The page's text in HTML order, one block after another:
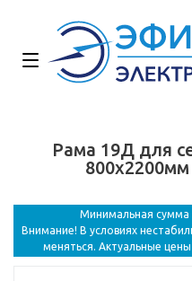
Рама 19Д для
800х2200мм
Минимальная сумма
Внимание! В условиях
меняться. Актуальные